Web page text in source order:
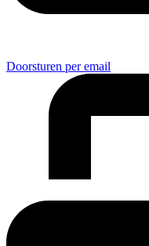
Doorsturen per email